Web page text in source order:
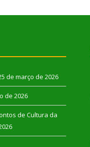
de março de 2026
de 2026
de Cultura da